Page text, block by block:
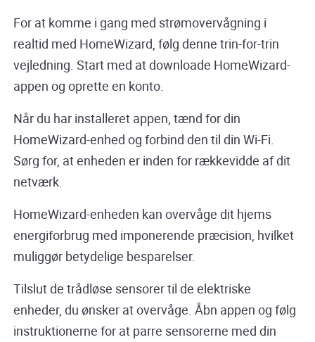
For at komme i gang med strømovervågning i
realtid med HomeWizard, følg denne trin-for-trin
vejledning. Start med at downloade HomeWizard-
appen og oprette en konto.
Når du har installeret appen, tænd for din
HomeWizard-enhed og forbind den til din Wi-Fi.
Sørg for, at enheden er inden for rækkevidde af dit
netværk.
HomeWizard-enheden kan overvåge dit hjems
energiforbrug med imponerende præcision, hvilket
muliggør betydelige besparelser.
Tilslut de trådløse sensorer til de elektriske
enheder, du ønsker at overvåge. Åbn appen og følg
instruktionerne for at parre sensorerne med din